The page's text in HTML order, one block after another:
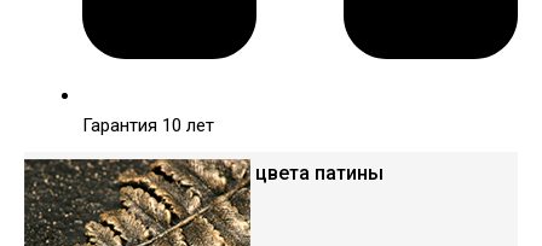
Гарантия 10 лет
Варианты цвета патины